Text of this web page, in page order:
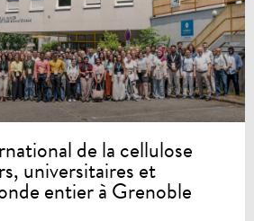
de la cellulose
universitaires et
entier à Grenoble